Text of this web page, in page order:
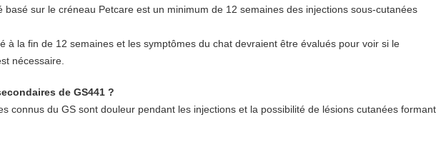
basé sur le créneau Petcare est un minimum de 12 semaines des injections sous-cutanées
à la fin de 12 semaines et les symptômes du chat devraient être évalués pour voir si le
nécessaire.
de GS441 ?
connus du GS sont douleur pendant les injections et la possibilité de lésions cutanées formant